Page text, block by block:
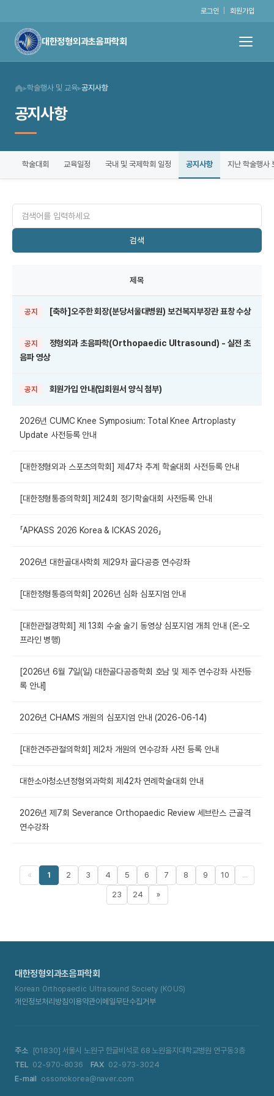
로그인 회원가입
대한정형외과초음파학회
▸학술행사 및 교육▸공지사항
공지사항
학술대회 교육일정 국내 및 국제학회 일정 공지사항 지난 학술행사
검색
제목
공지 [축하]오주한 회장(분당서울대병원) 보건복지부장관 표창 수상
공지
정형외과 초음파학(Orthopaedic Ultrasound) - 실전 초
음파 영상
공지 회원가입 안내(입회원서 양식 첨부)
2026년 CUMC Knee Symposium: Total Knee Artroplasty
Update 사전등록 안내
[대한정형외과 스포츠의학회] 제47차 추계 학술대회 사전등록 안내
[대한정형통증의학회] 제24회 정기학술대회 사전등록 안내
「APKASS 2026 Korea & ICKAS 2026」
2026년 대한골대사학회 제29차 골다공증 연수강좌
[대한정형통증의학회] 2026년 심화 심포지엄 안내
[대한관절경학회] 제 13회 수술 술기 동영상 심포지엄 개최 안내 (온-오
프라인 병행)
[2026년 6월 7일(일) 대한골다공증학회 호남 및 제주 연수강좌 사전등
록 안내]
2026년 CHAMS 개원의 심포지엄 안내 (2026-06-14)
[대한견주관절의학회] 제2차 개원의 연수강좌 사전 등록 안내
대한소아청소년정형외과학회 제42차 연례학술대회 안내
2026년 제7회 Severance Orthopaedic Review 세브란스 근골격
연수강좌
« 1 2 3 4 5 6 7 8 9 10 ...
23 24 »
대한정형외과초음파학회
Korean Orthopaedic Ultrasound Society (KOUS)
개인정보처리방침이용약관이메일무단수집거부
주소
[01830] 서울시 노원구 한글비석로 68 노원을지대학교병원 연구동3층
TEL 02-970-8036 FAX 02-973-3024
E-mail ossonokorea@naver.com